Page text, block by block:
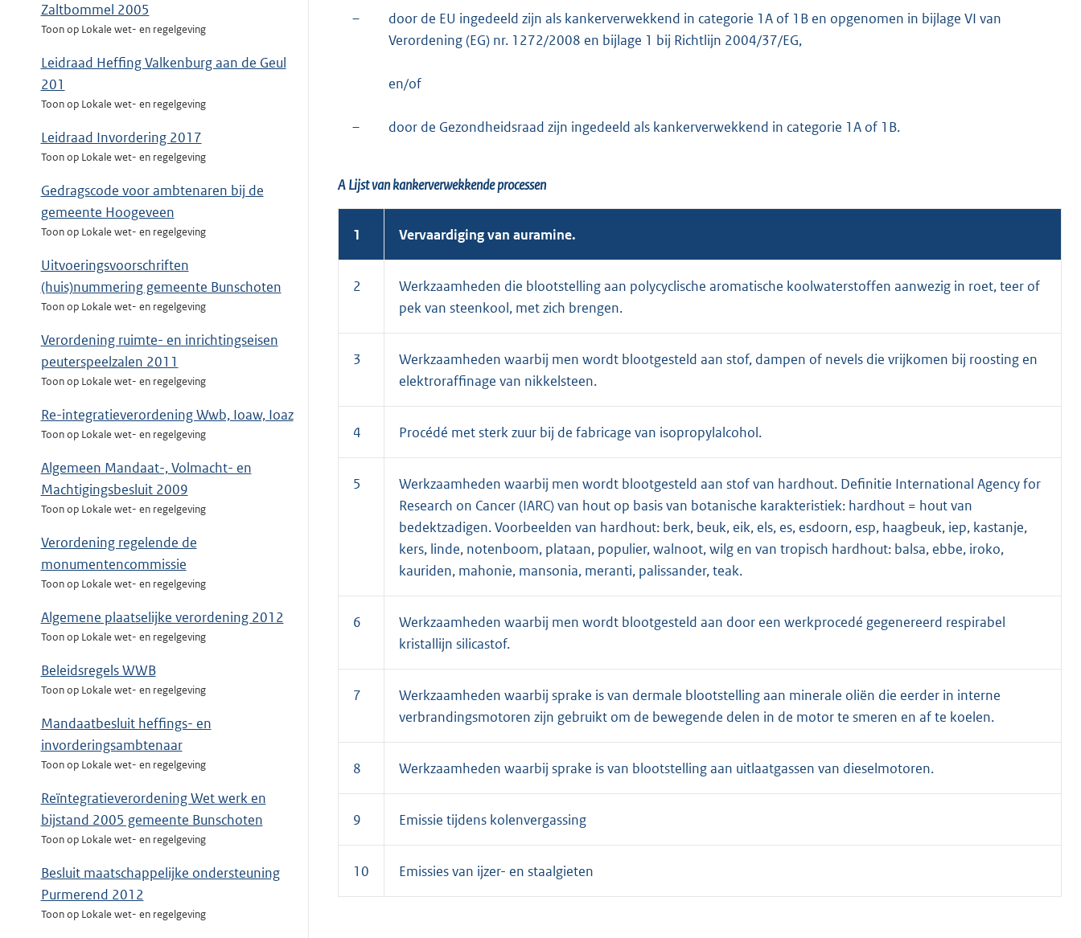
Zaltbommel 2005
Toon op Lokale wet- en regelgeving
Leidraad Heffing Valkenburg aan de Geul
201
Toon op Lokale wet- en regelgeving
Leidraad Invordering 2017
Toon op Lokale wet- en regelgeving
Gedragscode voor ambtenaren bij de
gemeente Hoogeveen
Toon op Lokale wet- en regelgeving
Uitvoeringsvoorschriften
(huis)nummering gemeente Bunschoten
Toon op Lokale wet- en regelgeving
Verordening ruimte- en inrichtingseisen
peuterspeelzalen 2011
Toon op Lokale wet- en regelgeving
Re-integratieverordening Wwb, Ioaw, Ioaz
Toon op Lokale wet- en regelgeving
Algemeen Mandaat-, Volmacht- en
Machtigingsbesluit 2009
Toon op Lokale wet- en regelgeving
Verordening regelende de
monumentencommissie
Toon op Lokale wet- en regelgeving
Algemene plaatselijke verordening 2012
Toon op Lokale wet- en regelgeving
Beleidsregels WWB
Toon op Lokale wet- en regelgeving
Mandaatbesluit heffings- en
invorderingsambtenaar
Toon op Lokale wet- en regelgeving
Reïntegratieverordening Wet werk en
bijstand 2005 gemeente Bunschoten
Toon op Lokale wet- en regelgeving
Besluit maatschappelijke ondersteuning
Purmerend 2012
Toon op Lokale wet- en regelgeving
b
–
door de EU ingedeeld zijn als kankerverwekkend in categorie 1A of 1B en opgenomen in bijlage VI van
Verordening (EG) nr. 1272/2008 en bijlage 1 bij Richtlijn 2004/37/EG,
en/of
– door de Gezondheidsraad zijn ingedeeld als kankerverwekkend in categorie 1A of 1B.
A Lijst van kankerverwekkende processen
1 Vervaardiging van auramine.
2
Werkzaamheden die blootstelling aan polycyclische aromatische koolwaterstoffen aanwezig in roet, teer of
pek van steenkool, met zich brengen.
3
Werkzaamheden waarbij men wordt blootgesteld aan stof, dampen of nevels die vrijkomen bij roosting en
elektroraffinage van nikkelsteen.
4 Procédé met sterk zuur bij de fabricage van isopropylalcohol.
5
Werkzaamheden waarbij men wordt blootgesteld aan stof van hardhout. Definitie International Agency for
Research on Cancer (IARC) van hout op basis van botanische karakteristiek: hardhout = hout van
bedektzadigen. Voorbeelden van hardhout: berk, beuk, eik, els, es, esdoorn, esp, haagbeuk, iep, kastanje,
kers, linde, notenboom, plataan, populier, walnoot, wilg en van tropisch hardhout: balsa, ebbe, iroko,
kauriden, mahonie, mansonia, meranti, palissander, teak.
6
Werkzaamheden waarbij men wordt blootgesteld aan door een werkprocedé gegenereerd respirabel
kristallijn silicastof.
7
Werkzaamheden waarbij sprake is van dermale blootstelling aan minerale oliën die eerder in interne
verbrandingsmotoren zijn gebruikt om de bewegende delen in de motor te smeren en af te koelen.
8 Werkzaamheden waarbij sprake is van blootstelling aan uitlaatgassen van dieselmotoren.
9 Emissie tijdens kolenvergassing
10 Emissies van ijzer- en staalgieten